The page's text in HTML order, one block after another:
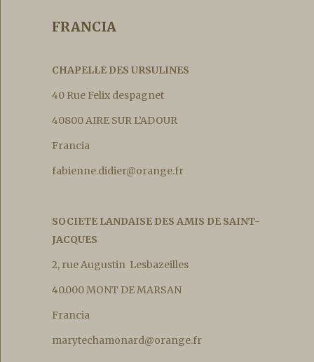
FRANCIA
CHAPELLE DES URSULINES
40 Rue Felix despagnet
40800 AIRE SUR L’ADOUR
Francia
fabienne.didier@orange.fr
SOCIETE LANDAISE DES AMIS DE SAINT-
JACQUES
2, rue Augustin Lesbazeilles
40.000 MONT DE MARSAN
Francia
marytechamonard@orange.fr